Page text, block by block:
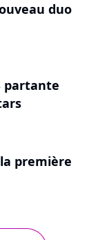
duo
partante
première